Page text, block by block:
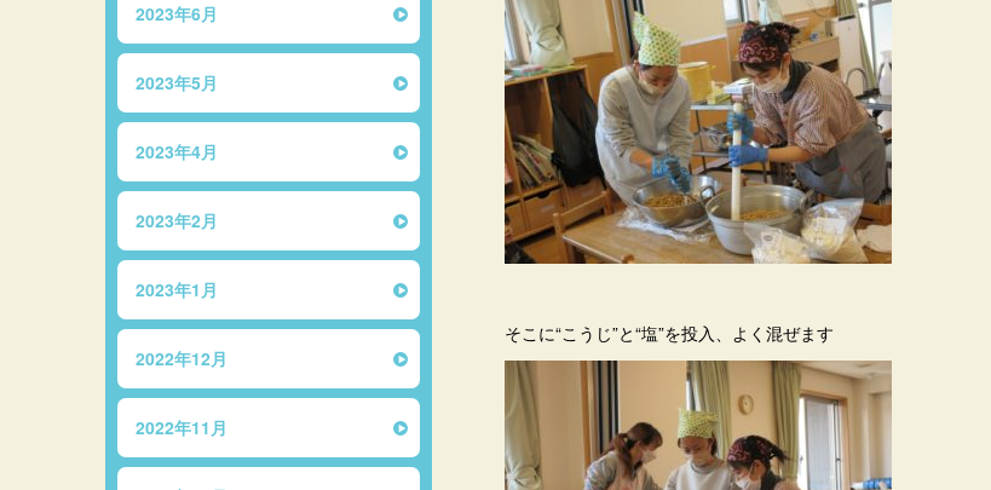
そこに“こうじ”と“塩”を投入、よく混ぜます
2023年6月
2023年5月
2023年4月
2023年2月
2023年1月
2022年12月
2022年11月